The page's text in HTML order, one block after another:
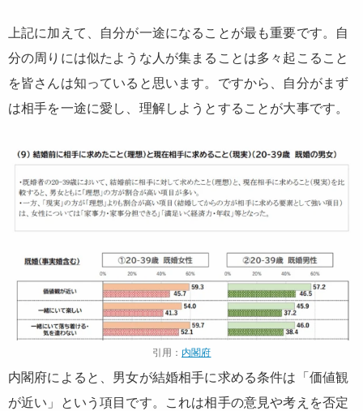
上記に加えて、自分が一途になることが最も重要です。自
分の周りには似たような人が集まることは多々起こること
を皆さんは知っていると思います。ですから、自分がまず
は相手を一途に愛し、理解しようとすることが大事です。
引用： 内閣府
内閣府によると、男女が結婚相手に求める条件は「価値観
が近い」という項目です。これは相手の意見や考えを否定